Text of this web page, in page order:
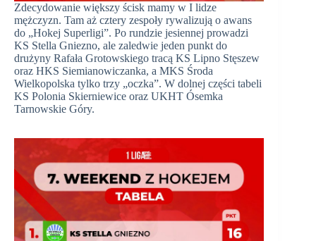
Zdecydowanie większy ścisk mamy w I lidze
mężczyzn. Tam aż cztery zespoły rywalizują o awans
do „Hokej Superligi”. Po rundzie jesiennej prowadzi
KS Stella Gniezno, ale zaledwie jeden punkt do
drużyny Rafała Grotowskiego tracą KS Lipno Stęszew
oraz HKS Siemianowiczanka, a MKS Środa
Wielkopolska tylko trzy „oczka”. W dolnej części tabeli
KS Polonia Skierniewice oraz UKHT Ósemka
Tarnowskie Góry.